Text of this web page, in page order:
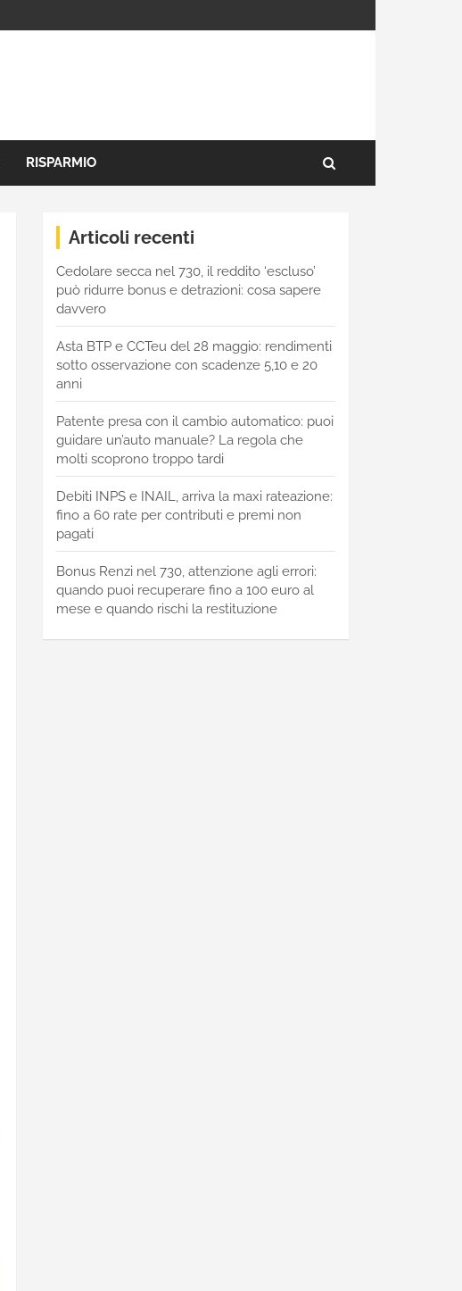
RISPARMIO
Articoli recenti
Cedolare secca nel 730, il reddito ‘escluso’
può ridurre bonus e detrazioni: cosa sapere
davvero
Asta BTP e CCTeu del 28 maggio: rendimenti
sotto osservazione con scadenze 5,10 e 20
anni
Patente presa con il cambio automatico: puoi
guidare un’auto manuale? La regola che
molti scoprono troppo tardi
Debiti INPS e INAIL, arriva la maxi rateazione:
fino a 60 rate per contributi e premi non
pagati
Bonus Renzi nel 730, attenzione agli errori:
quando puoi recuperare fino a 100 euro al
mese e quando rischi la restituzione